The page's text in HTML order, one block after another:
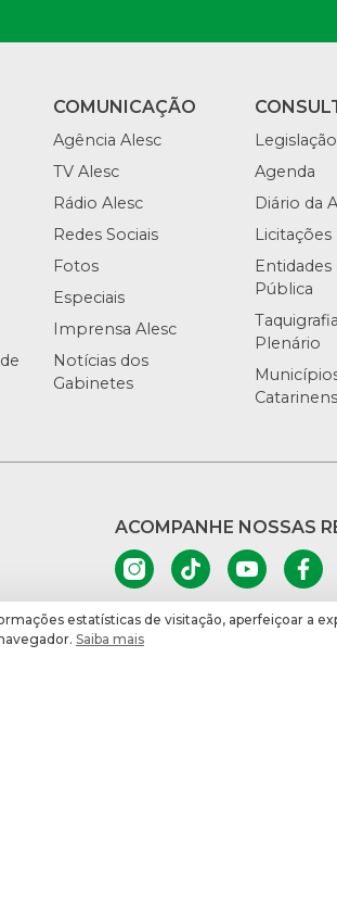
COMUNICAÇÃO
Agência Alesc
TV Alesc
Rádio Alesc
Redes Sociais
Fotos
Especiais
Imprensa Alesc
Notícias dos
Gabinetes
Legislação
Agenda
Diário da
Licitações
Entidades
Pública
Plenário
ACOMPANHE NOSSAS
estatísticas de visitação, aperfeiçoar a
Saiba mais